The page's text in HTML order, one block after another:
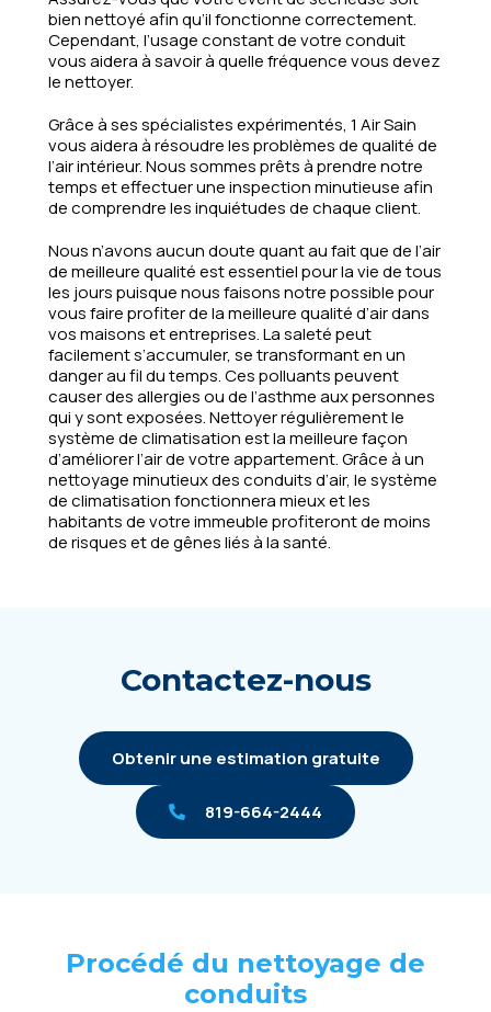
bien nettoyé afin qu’il fonctionne correctement.
Cependant, l’usage constant de votre conduit
vous aidera à savoir à quelle fréquence vous devez
le nettoyer.
Grâce à ses spécialistes expérimentés, 1 Air Sain
vous aidera à résoudre les problèmes de qualité de
l’air intérieur. Nous sommes prêts à prendre notre
temps et effectuer une inspection minutieuse afin
de comprendre les inquiétudes de chaque client.
Nous n’avons aucun doute quant au fait que de l’air
de meilleure qualité est essentiel pour la vie de tous
les jours puisque nous faisons notre possible pour
vous faire profiter de la meilleure qualité d’air dans
vos maisons et entreprises. La saleté peut
facilement s’accumuler, se transformant en un
danger au fil du temps. Ces polluants peuvent
causer des allergies ou de l’asthme aux personnes
qui y sont exposées. Nettoyer régulièrement le
système de climatisation est la meilleure façon
d’améliorer l’air de votre appartement. Grâce à un
nettoyage minutieux des conduits d’air, le système
de climatisation fonctionnera mieux et les
habitants de votre immeuble profiteront de moins
de risques et de gênes liés à la santé.
Contactez-nous
Obtenir une estimation gratuite
819-664-2444
Procédé du nettoyage de
conduits